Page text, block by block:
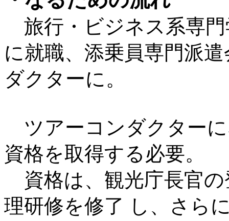
旅行・ビジネス系専
に就職、添乗員専門派
ダクターに。
ツアーコンダクター
資格を取得する必要。
資格は、観光庁長官の
理研修を修了 し、さら